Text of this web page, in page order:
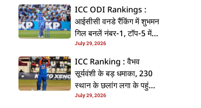
ICC ODI Rankings :
आईसीसी वनडे रैंकिंग में शुभमन
गिल बनलें नंबर-1, टॉप-5 में
भारत के तीन बल्लेबाज
July 29, 2026
ICC Ranking : वैभव
सूर्यवंशी के बड़ धमाका, 230
स्थान के छलांग लगा के पहुंचलें
48वां नंबर पs
July 29, 2026